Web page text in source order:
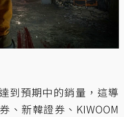
到預期中的銷量，這導
、新韓證券、KIWOOM